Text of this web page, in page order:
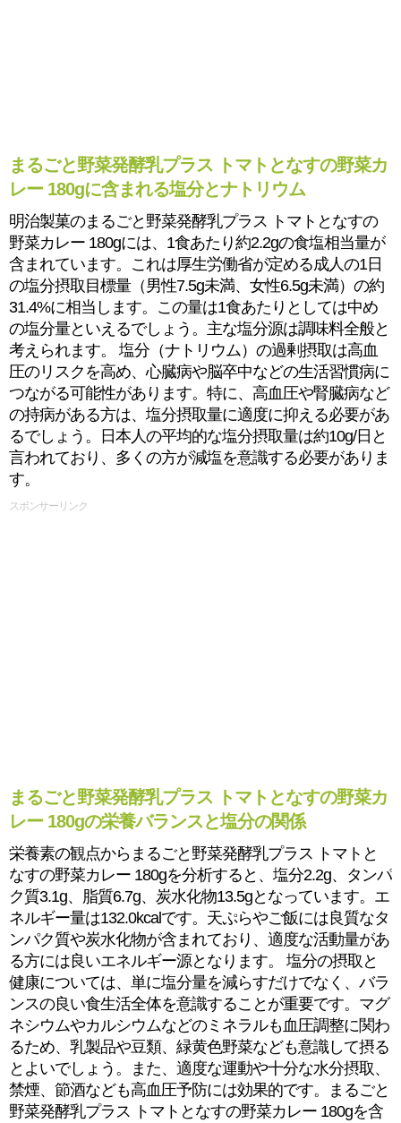
まるごと野菜発酵乳プラス トマトとなすの野菜カ
レー 180gに含まれる塩分とナトリウム
明治製菓のまるごと野菜発酵乳プラス トマトとなすの
野菜カレー 180gには、1食あたり約2.2gの食塩相当量が
含まれています。これは厚生労働省が定める成人の1日
の塩分摂取目標量（男性7.5g未満、女性6.5g未満）の約
31.4%に相当します。この量は1食あたりとしては中め
の塩分量といえるでしょう。主な塩分源は調味料全般と
考えられます。 塩分（ナトリウム）の過剰摂取は高血
圧のリスクを高め、心臓病や脳卒中などの生活習慣病に
つながる可能性があります。特に、高血圧や腎臓病など
の持病がある方は、塩分摂取量に適度に抑える必要があ
るでしょう。日本人の平均的な塩分摂取量は約10g/日と
言われており、多くの方が減塩を意識する必要がありま
す。
スポンサーリンク
まるごと野菜発酵乳プラス トマトとなすの野菜カ
レー 180gの栄養バランスと塩分の関係
栄養素の観点からまるごと野菜発酵乳プラス トマトと
なすの野菜カレー 180gを分析すると、塩分2.2g、タンパ
ク質3.1g、脂質6.7g、炭水化物13.5gとなっています。エ
ネルギー量は132.0kcalです。天ぷらやご飯には良質なタ
ンパク質や炭水化物が含まれており、適度な活動量があ
る方には良いエネルギー源となります。 塩分の摂取と
健康については、単に塩分量を減らすだけでなく、バラ
ンスの良い食生活全体を意識することが重要です。マグ
ネシウムやカルシウムなどのミネラルも血圧調整に関わ
るため、乳製品や豆類、緑黄色野菜なども意識して摂る
とよいでしょう。また、適度な運動や十分な水分摂取、
禁煙、節酒なども高血圧予防には効果的です。まるごと
野菜発酵乳プラス トマトとなすの野菜カレー 180gを含